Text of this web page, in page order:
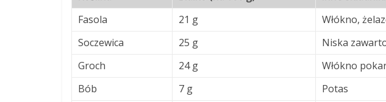
Fasola
21 g
Włókno,
Soczewica
25 g
Niska
Groch
24 g
Włókno
Bób
7 g
Potas